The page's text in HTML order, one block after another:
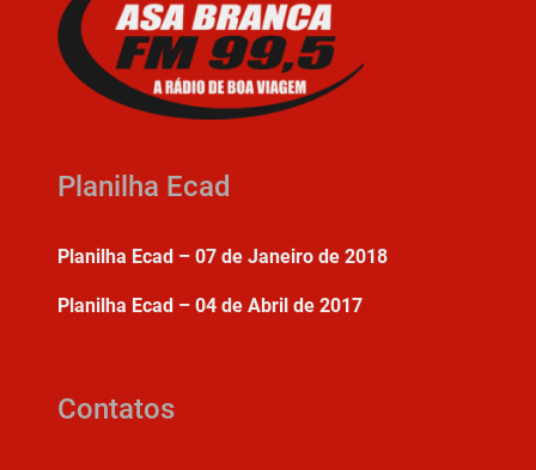
Planilha Ecad
Planilha Ecad – 07 de Janeiro de 2018
Planilha Ecad – 04 de Abril de 2017
Contatos